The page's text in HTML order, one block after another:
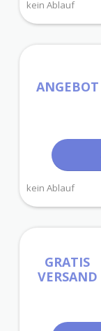
kein Ablauf
ANGEBOT
kein Ablauf
GRATIS
VERSAND